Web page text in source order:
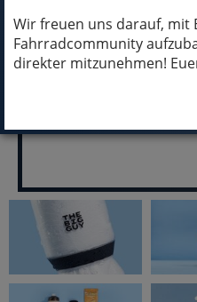
Wir freuen uns darauf, mit
Fahrradcommunity
direkter mitzunehmen!
pro Stück (inkl.
24,99 EUR